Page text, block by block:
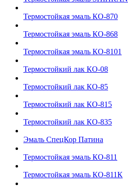
Термостойкая эмаль КО-870
Термостойкая эмаль КО-868
Термостойкая эмаль КО-8101
Термостойкий лак КО-08
Термостойкий лак КО-85
Термостойкий лак КО-815
Термостойкий лак КО-835
Эмаль СпецКор Патина
Термостойкая эмаль КО-811
Термостойкая эмаль КО-811К